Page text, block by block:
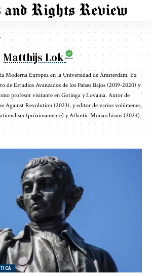
Matthijs Lok
Moderna Europea en la Universidad de Ámsterdam. Ex
de Estudios Avanzados de los Países Bajos (2019-2020) y
profesor visitante en Gotinga y Lovaina. Autor de
Against Revolution (2023), y editor de varios volúmenes,
(próximamente) y Atlantic Monarchisms (2024).